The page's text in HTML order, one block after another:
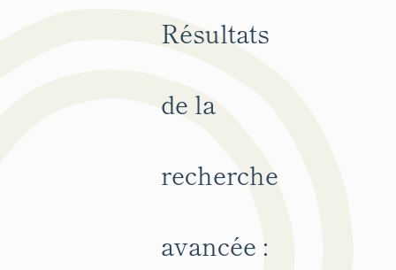
Résultats
de la
recherche
avancée :